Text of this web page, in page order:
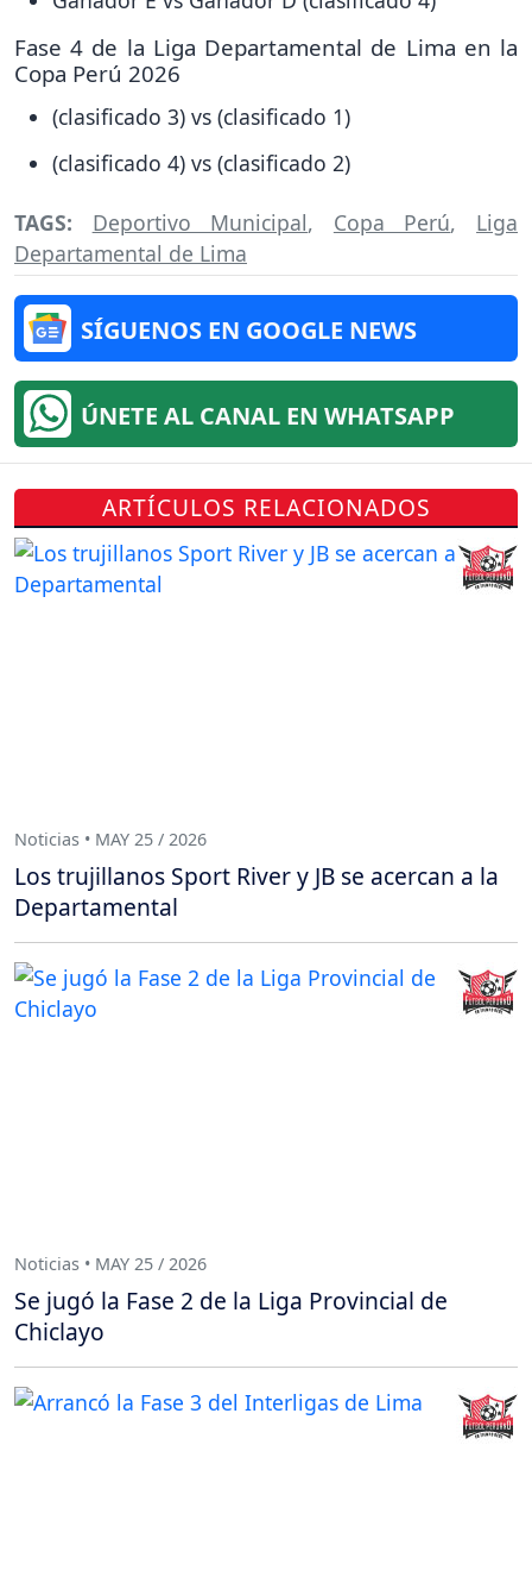
Fase 4 de la Liga Departamental de Lima en la
Copa Perú 2026
(clasificado 3) vs (clasificado 1)
(clasificado 4) vs (clasificado 2)
TAGS: Deportivo Municipal, Copa Perú, Liga
Departamental de Lima
SÍGUENOS EN GOOGLE NEWS
ÚNETE AL CANAL EN WHATSAPP
ARTÍCULOS RELACIONADOS
Noticias • MAY 25 / 2026
Los trujillanos Sport River y JB se acercan a la
Departamental
Noticias • MAY 25 / 2026
Se jugó la Fase 2 de la Liga Provincial de
Chiclayo